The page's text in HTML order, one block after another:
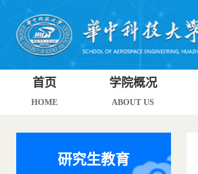
首页
HOME
学院概况
ABOUT US
研究生教育